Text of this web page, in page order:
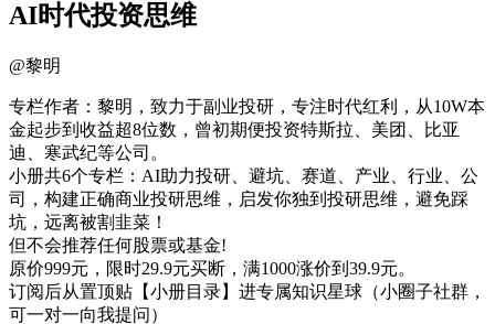
AI时代投资思维
@黎明
专栏作者：黎明，致力于副业投研，专注时代红利，从10W本
金起步到收益超8位数，曾初期便投资特斯拉、美团、比亚
迪、寒武纪等公司。
小册共6个专栏：AI助力投研、避坑、赛道、产业、行业、公
司，构建正确商业投研思维，启发你独到投研思维，避免踩
坑，远离被割韭菜！
但不会推荐任何股票或基金!
原价999元，限时29.9元买断，满1000涨价到39.9元。
订阅后从置顶贴【小册目录】进专属知识星球（小圈子社群，
可一对一向我提问）